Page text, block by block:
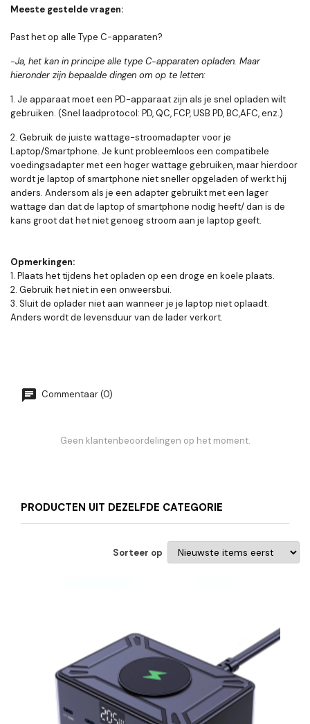
Meeste gestelde vragen:
Past het op alle Type C-apparaten?
-Ja, het kan in principe alle type C-apparaten opladen. Maar
hieronder zijn bepaalde dingen om op te letten:
1. Je apparaat moet een PD-apparaat zijn als je snel opladen wilt
gebruiken. (Snel laadprotocol: PD, QC, FCP, USB PD, BC,AFC, enz.)
2. Gebruik de juiste wattage-stroomadapter voor je
Laptop/Smartphone. Je kunt probleemloos een compatibele
voedingsadapter met een hoger wattage gebruiken, maar hierdoor
wordt je laptop of smartphone niet sneller opgeladen of werkt hij
anders. Andersom als je een adapter gebruikt met een lager
wattage dan dat de laptop of smartphone nodig heeft/ dan is de
kans groot dat het niet genoeg stroom aan je laptop geeft.
Opmerkingen:
1. Plaats het tijdens het opladen op een droge en koele plaats.
2. Gebruik het niet in een onweersbui.
3. Sluit de oplader niet aan wanneer je je laptop niet oplaadt.
Anders wordt de levensduur van de lader verkort.
Commentaar (0)
Geen klantenbeoordelingen op het moment.
PRODUCTEN UIT DEZELFDE CATEGORIE
Sorteer op